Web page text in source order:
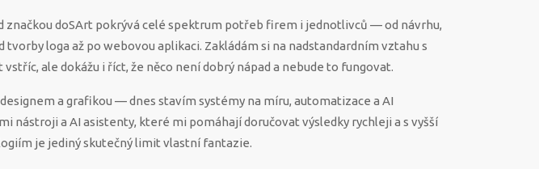
značkou doSArt pokrývá celé spektrum potřeb firem i jednotlivců — od návrhu,
tvorby loga až po webovou aplikaci. Zakládám si na nadstandardním vztahu s
ale dokážu i říct, že něco není dobrý nápad a nebude to fungovat.
a grafikou — dnes stavím systémy na míru, automatizace a AI
nástroji a AI asistenty, které mi pomáhají doručovat výsledky rychleji a s vyšší
je jediný skutečný limit vlastní fantazie.